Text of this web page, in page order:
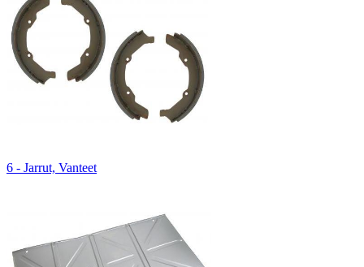
6 - Jarrut, Vanteet